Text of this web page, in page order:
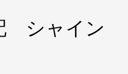
シャイン